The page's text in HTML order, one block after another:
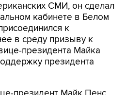
СМИ, он сделал
кабинете в Белом
к
в среду призыву к
президента Майка
президента